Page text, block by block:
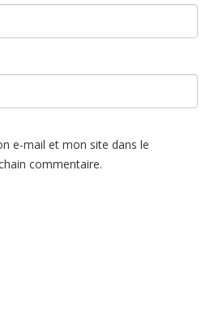
e-mail et mon site dans le
commentaire.